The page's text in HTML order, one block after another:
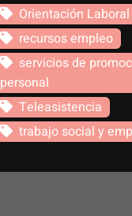
Orientación Laboral
recursos empleo
servicios de
personal
Teleasistencia
trabajo social y